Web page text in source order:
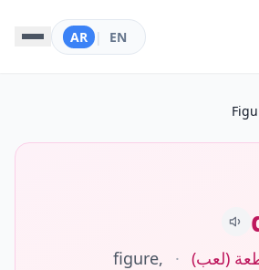
EN
|
AR
(لعب) ·
figure,